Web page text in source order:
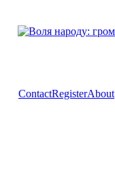
ContactRegisterAbout